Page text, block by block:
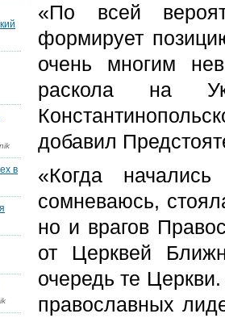
«По всей
формирует
очень многим
раскола на
добавил
«Когда
сомневаюсь,
но и врагов
от Церквей
очередь те
православных
в